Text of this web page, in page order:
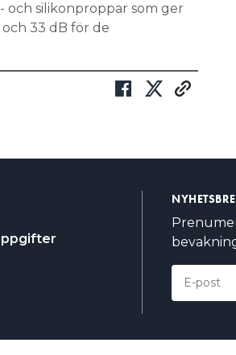
silikonproppar som ger
33 dB för de